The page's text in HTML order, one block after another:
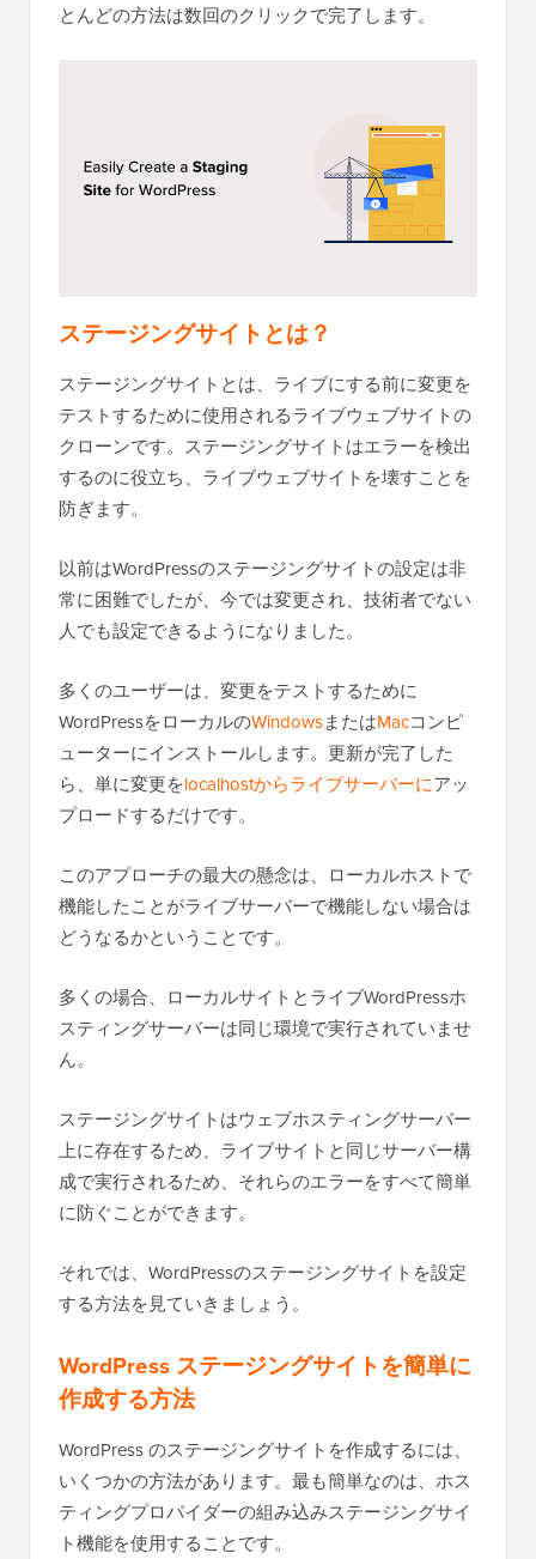
とんどの方法は数回のクリックで完了します。
ステージングサイトとは？
ステージングサイトとは、ライブにする前に変更を
テストするために使用されるライブウェブサイトの
クローンです。ステージングサイトはエラーを検出
するのに役立ち、ライブウェブサイトを壊すことを
防ぎます。
以前はWordPressのステージングサイトの設定は非
常に困難でしたが、今では変更され、技術者でない
人でも設定できるようになりました。
多くのユーザーは、変更をテストするために
WordPressをローカルのWindowsまたはMacコンピ
ューターにインストールします。更新が完了した
ら、単に変更をlocalhostからライブサーバーにアッ
プロードするだけです。
このアプローチの最大の懸念は、ローカルホストで
機能したことがライブサーバーで機能しない場合は
どうなるかということです。
多くの場合、ローカルサイトとライブWordPressホ
スティングサーバーは同じ環境で実行されていませ
ん。
ステージングサイトはウェブホスティングサーバー
上に存在するため、ライブサイトと同じサーバー構
成で実行されるため、それらのエラーをすべて簡単
に防ぐことができます。
それでは、WordPressのステージングサイトを設定
する方法を見ていきましょう。
WordPress ステージングサイトを簡単に
作成する方法
WordPress のステージングサイトを作成するには、
いくつかの方法があります。最も簡単なのは、ホス
ティングプロバイダーの組み込みステージングサイ
ト機能を使用することです。